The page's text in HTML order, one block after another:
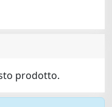
prodotto.